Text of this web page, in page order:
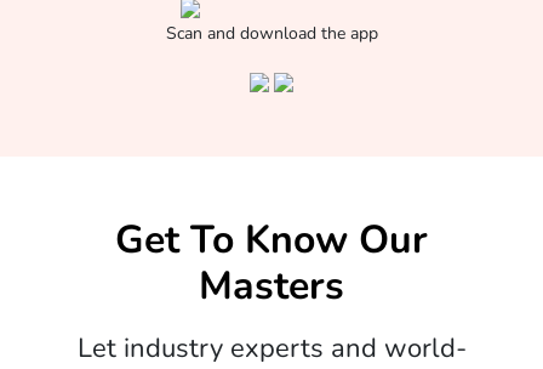
Scan and download the app
Get To Know Our
Masters
Let industry experts and world-